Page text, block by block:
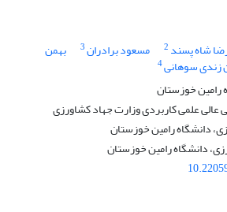
شاه پسند 2 مسعود برادران3 بهمن
زندی سوهانی4
رامین خوزستان
علمی کاربردی وزارت جهاد کشاورزی
دانشگاه رامین خوزستان
دانشگاه رامین خوزستان